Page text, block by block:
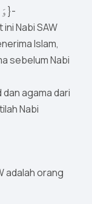
Maksud { وَأَنَا۠ أَوَّلُ ٱلْمُسْلِمِينَ}-
ini Nabi SAW
Islam,
sebelum Nabi
agama dari
Nabi
adalah orang